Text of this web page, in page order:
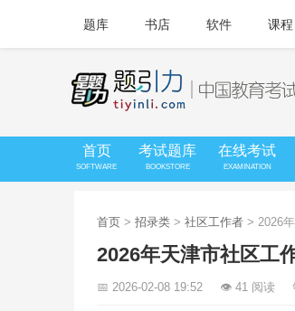
题库 书店 软件 课程
首页
SOFTWARE
考试题库
BOOKSTORE
在线考试
EXAMINATION
首页 > 招录类 > 社区工作者 > 2026
2026年天津市社区工
📅 2026-02-08 19:52 👁 41 阅读